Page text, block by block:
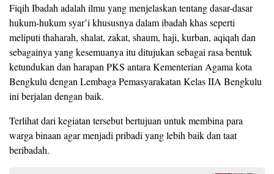
Fiqih Ibadah adalah ilmu yang menjelaskan tentang dasar-dasar
hukum-hukum syar’i khususnya dalam ibadah khas seperti
meliputi thaharah, shalat, zakat, shaum, haji, kurban, aqiqah dan
sebagainya yang kesemuanya itu ditujukan sebagai rasa bentuk
ketundukan dan harapan PKS antara Kementerian Agama kota
Bengkulu dengan Lembaga Pemasyarakatan Kelas IIA Bengkulu
ini berjalan dengan baik.
Terlihat dari kegiatan tersebut bertujuan untuk membina para
warga binaan agar menjadi pribadi yang lebih baik dan taat
beribadah.